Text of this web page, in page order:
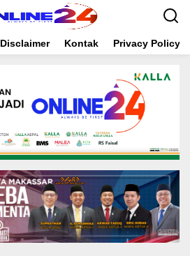
Disclaimer Kontak Privacy Policy